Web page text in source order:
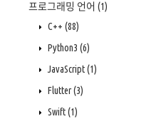
프로그래밍 언어 (1)
C++ (88)
Python3 (6)
JavaScript(1)
Flutter(3)
Swift(1)